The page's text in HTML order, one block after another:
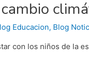
Educacion, Blog
con los niños de la